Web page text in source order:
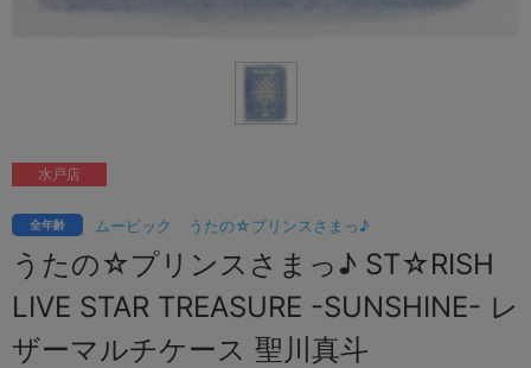
ムービック うたの☆プリンスさまっ♪
全年齢
うたの☆プリンスさまっ♪ ST☆RISH
LIVE STAR TREASURE -SUNSHINE- レ
ザーマルチケース 聖川真斗
水戸店